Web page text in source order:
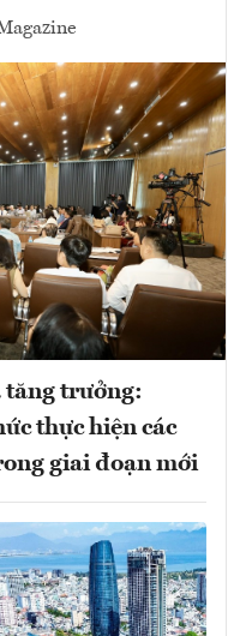
tăng trưởng:
thực hiện các
giai đoạn mới